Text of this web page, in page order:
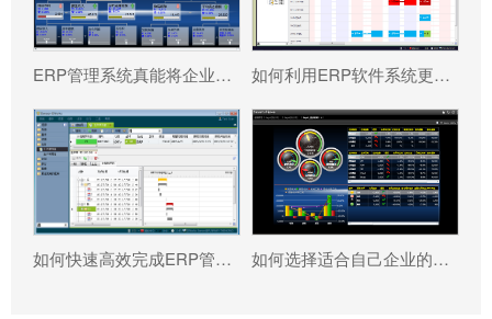
ERP管理系统真能将企业数据转化为可执行决策吗? 如何利用ERP软件系统更好提升企业运营效率?
如何快速高效完成ERP管理系统配置? 如何选择适合自己企业的ERP软件?